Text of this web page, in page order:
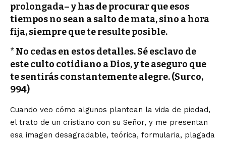
prolongada– y has de procurar que esos
tiempos no sean a salto de mata, sino a hora
fija, siempre que te resulte posible.
* No cedas en estos detalles. Sé esclavo de
este culto cotidiano a Dios, y te aseguro que
te sentirás constantemente alegre. (Surco,
994)
Cuando veo cómo algunos plantean la vida de piedad,
el trato de un cristiano con su Señor, y me presentan
esa imagen desagradable, teórica, formularia, plagada